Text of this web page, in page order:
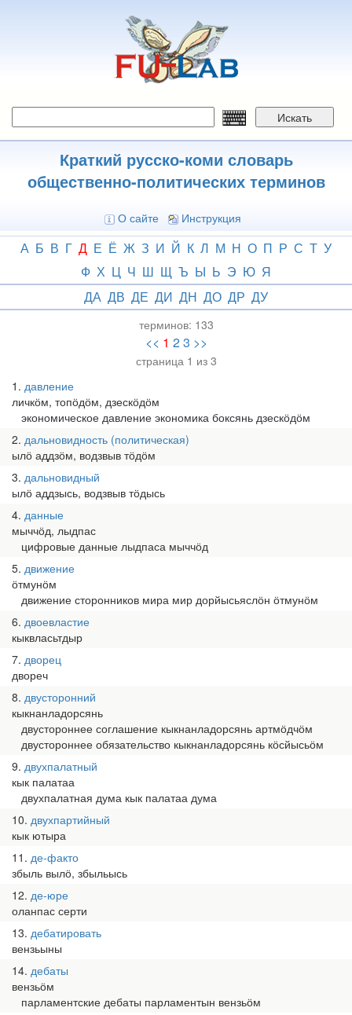
Искать
Краткий русско-коми словарь
общественно-политических терминов
О сайте Инструкция
А Б В Г Д Е Ё Ж З И Й К Л М Н О П Р С Т У
Ф Х Ц Ч Ш Щ Ъ Ы Ь Э Ю Я
ДА ДВ ДЕ ДИ ДН ДО ДР ДУ
терминов: 133
<< 1 23 >>
страница 1 из 3
1 давление
личкӧм, топӧдӧм, дзескӧдӧм
экономическое давление экономика боксянь дзескӧдӧм
2 дальновидность (политическая)
ылӧ аддзӧм, водзвыв тӧдӧм
3 дальновидный
ылӧ аддзысь, водзвыв тӧдысь
4 данные
мыччӧд, лыдпас
цифровые данные лыдпаса мыччӧд
5 движение
ӧтмунӧм
движение сторонников мира мир дорйысьяслӧн ӧтмунӧм
6 двоевластие
кыквласьтдыр
7 дворец
двореч
8 двусторонний
кыкнанладорсянь
двустороннее соглашение кыкнанладорсянь артмӧдчӧм
двустороннее обязательство кыкнанладорсянь кӧсйысьӧм
9 двухпалатный
кык палатаа
двухпалатная дума кык палатаа дума
10 двухпартийный
кык ютыра
11 де-факто
збыль вылӧ, збыльысь
12 де-юре
оланпас серти
13 дебатировать
вензьыны
14 дебаты
вензьӧм
парламентские дебаты парламентын вензьӧм